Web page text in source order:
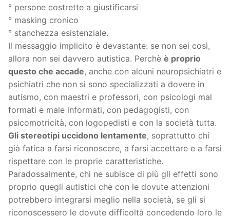
° persone costrette a giustificarsi
° masking cronico
° stanchezza esistenziale.
Il messaggio implicito è devastante: se non sei così,
allora non sei davvero autistica. Perchè è proprio
questo che accade, anche con alcuni neuropsichiatri e
psichiatri che non si sono specializzati a dovere in
autismo, con maestri e professori, con psicologi mal
formati e male informati, con pedagogisti, con
psicomotricità, con logopedisti e con la società tutta.
Gli stereotipi uccidono lentamente, soprattutto chi
già fatica a farsi riconoscere, a farsi accettare e a farsi
rispettare con le proprie caratteristiche.
Paradossalmente, chi ne subisce di più gli effetti sono
proprio quegli autistici che con le dovute attenzioni
potrebbero integrarsi meglio nella società, se gli si
riconoscessero le dovute difficoltà concedendo loro le